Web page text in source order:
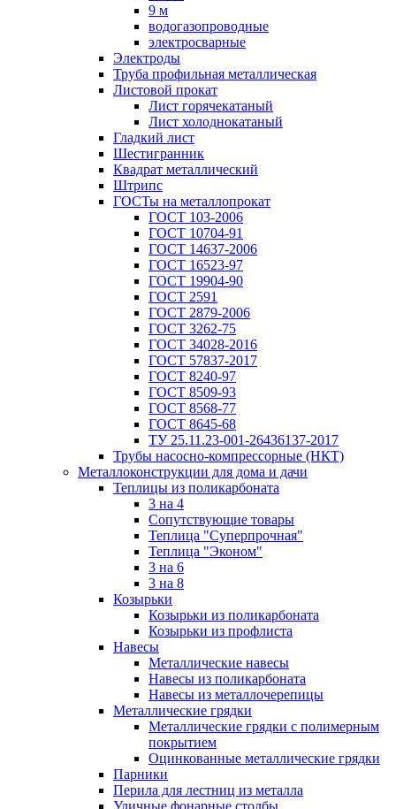
9 м
водогазопроводные
электросварные
Электроды
Труба профильная металлическая
Листовой прокат
Лист горячекатаный
Лист холоднокатаный
Гладкий лист
Шестигранник
Квадрат металлический
Штрипс
ГОСТы на металлопрокат
ГОСТ 103-2006
ГОСТ 10704-91
ГОСТ 14637-2006
ГОСТ 16523-97
ГОСТ 19904-90
ГОСТ 2591
ГОСТ 2879-2006
ГОСТ 3262-75
ГОСТ 34028-2016
ГОСТ 57837-2017
ГОСТ 8240-97
ГОСТ 8509-93
ГОСТ 8568-77
ГОСТ 8645-68
ТУ 25.11.23-001-26436137-2017
Трубы насосно-компрессорные (НКТ)
Металлоконструкции для дома и дачи
Теплицы из поликарбоната
3 на 4
Сопутствующие товары
Теплица "Суперпрочная"
Теплица "Эконом"
3 на 6
3 на 8
Козырьки
Козырьки из поликарбоната
Козырьки из профлиста
Навесы
Металлические навесы
Навесы из поликарбоната
Навесы из металлочерепицы
Металлические грядки
Металлические грядки с полимерным
покрытием
Оцинкованные металлические грядки
Парники
Перила для лестниц из металла
Уличные фонарные столбы